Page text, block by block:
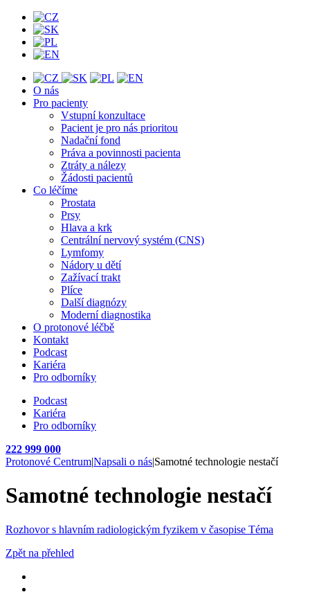
O nás
Pro pacienty
Vstupní konzultace
Pacient je pro nás prioritou
Nadační fond
Práva a povinnosti pacienta
Ztráty a nálezy
Žádosti pacientů
Co léčíme
Prostata
Prsy
Hlava a krk
Centrální nervový systém (CNS)
Lymfomy
Nádory u dětí
Zažívací trakt
Plíce
Další diagnózy
Moderní diagnostika
O protonové léčbě
Kontakt
Podcast
Kariéra
Pro odborníky
Podcast
Kariéra
Pro odborníky
222 999 000
Protonové Centrum|Napsali o nás|Samotné technologie nestačí
Samotné technologie nestačí
Rozhovor s hlavním radiologickým fyzikem v časopise Téma
Zpět na přehled